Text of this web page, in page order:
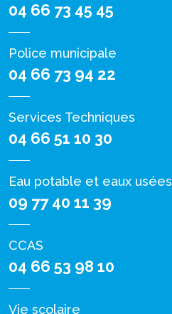
04 66 73 45 45
Police municipale
04 66 73 94 22
Services Techniques
04 66 51 10 30
Eau potable et eaux
09 77 40 11 39
CCAS
04 66 53 98 10
Vie scolaire